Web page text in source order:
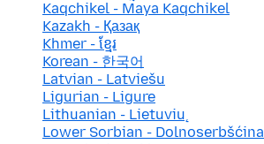
Kaqchikel - Maya Kaqchikel
Kazakh - Қазақ
Khmer - ខ្មែរ
Korean - 한국어
Latvian - Latviešu
Ligurian - Ligure
Lithuanian - Lietuvių
Lower Sorbian - Dolnoserbšćina